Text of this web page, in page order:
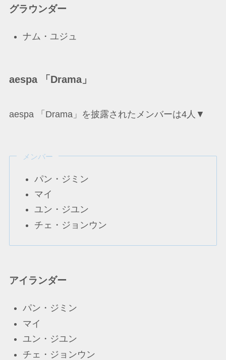
グラウンダー
ナム・ユジュ
aespa 「Drama」
aespa 「Drama」を披露されたメンバーは4人▼
メンバー
パン・ジミン
マイ
ユン・ジユン
チェ・ジョンウン
アイランダー
パン・ジミン
マイ
ユン・ジユン
チェ・ジョンウン